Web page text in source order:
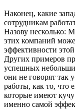
Наконец, какие
сотрудникам
Назову несколько:
этих компаний
эффективности
Других примеров
успешных
они не говорят так
работы, как то, что
которые имеют
именно самой